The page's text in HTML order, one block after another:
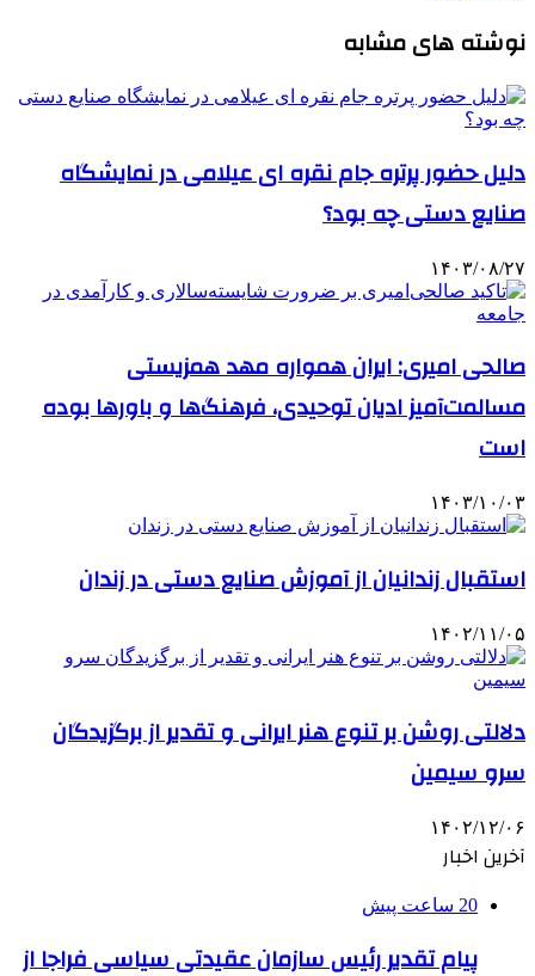
نوشته های مشابه
دلیل حضور پرتره جام نقره ای عیلامی در نمایشگاه
صنایع دستی چه بود؟
۱۴۰۳/۰۸/۲۷
صالحی امیری: ایران همواره مهد همزیستی
مسالمت‌آمیز ادیان توحیدی، فرهنگ‌ها و باورها بوده
است
۱۴۰۳/۱۰/۰۳
استقبال زندانیان از آموزش صنایع دستی در زندان
۱۴۰۲/۱۱/۰۵
دلالتی روشن بر تنوع هنر ایرانی و تقدیر از برگزیدگان
سرو سیمین
۱۴۰۲/۱۲/۰۶
آخرین اخبار
20 ساعت پیش
پیام تقدیر رئیس سازمان عقیدتی سیاسی فراجا از